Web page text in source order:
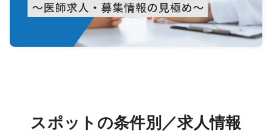
スポットの条件別／求人情報